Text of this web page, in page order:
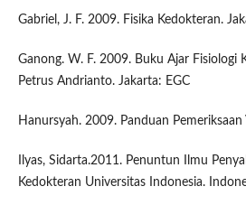
Gabriel, J. F. 2009. Fisika Kedokteran.
Ganong. W. F. 2009. Buku Ajar Fisiologi
Petrus Andrianto. Jakarta: EGC
Hanursyah. 2009. Panduan
Ilyas, Sidarta.2011. Penuntun Ilmu
Kedokteran Universitas Indonesia.